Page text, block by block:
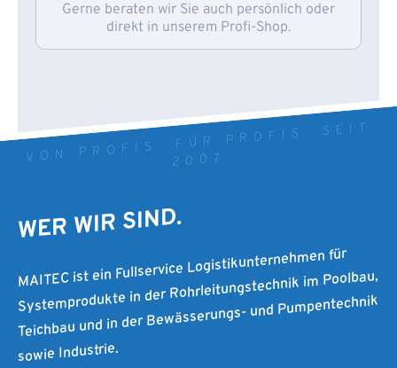
Gerne beraten wir Sie auch persönlich oder
direkt in unserem Profi-Shop.
VON PROFIS. FÜR PROFIS. SEIT
2007
WER WIR SIND.
MAITEC ist ein Fullservice Logistikunternehmen für
Systemprodukte in der Rohrleitungstechnik im Poolbau,
Teichbau und in der Bewässerungs- und Pumpentechnik
sowie Industrie.